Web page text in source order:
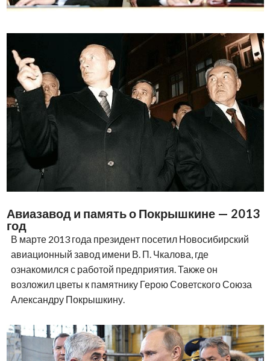
Авиазавод и память о Покрышкине — 2013
год
В марте 2013 года президент посетил Новосибирский
авиационный завод имени В. П. Чкалова, где
ознакомился с работой предприятия. Также он
возложил цветы к памятнику Герою Советского Союза
Александру Покрышкину.